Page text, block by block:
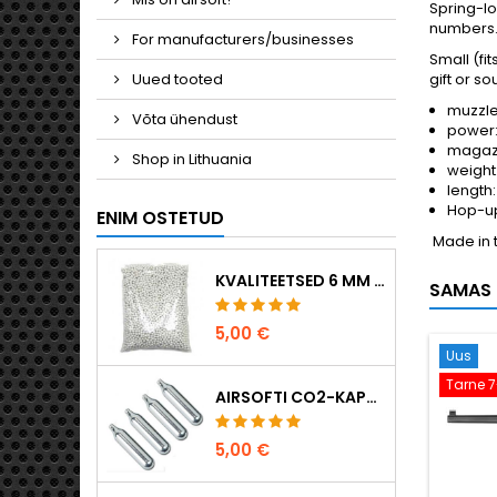
For manufacturers/businesses
Uued tooted
Võta ühendust
Shop in Lithuania
ENIM OSTETUD
KVALITEETSED 6 MM AIRSOFT-KUULID 0,20 G – 1000 TÜKKI, EI TAKERDU, TÄPNE LASKMINE
5,00 €
AIRSOFTI CO2-KAPSLID 12 G, 5-PAKK – VALMISTATUD UNGARIS, EL, ESMAKLASSILINE KVALITEET
5,00 €
Spring-
numbers.
Small
gift or
Hop-
Made in
SAMAS
Uus
Tarne